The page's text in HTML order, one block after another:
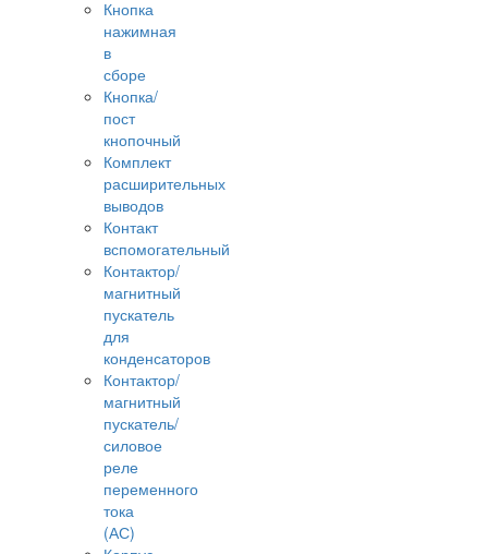
Кнопка
нажимная
в
сборе
Кнопка/
пост
кнопочный
Комплект
расширительных
выводов
Контакт
вспомогательный
Контактор/
магнитный
пускатель
для
конденсаторов
Контактор/
магнитный
пускатель/
силовое
реле
переменного
тока
(АС)